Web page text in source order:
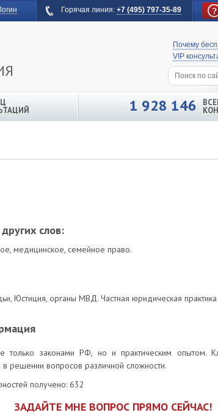
Горячая линия: +7 (495) 797-35-89
Почему
VIP
1 928 146
слов:
медицинское, семейное право.
Юстиция, органы МВД. Частная юридическая
только законами РФ, но и практическим опытом.
в решении вопросов различной сложности.
получено: 632
ЗАДАЙТЕ МНЕ ВОПРОС ПРЯМО СЕЙЧАС!